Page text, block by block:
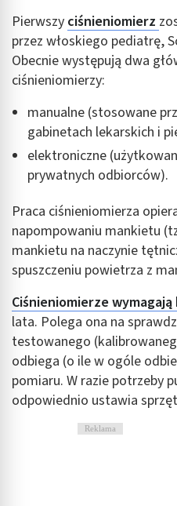
Pierwszy ciśnieniomierz
przez włoskiego pediatrę,
Obecnie występują dwa
ciśnieniomierzy:
manualne (stosowane
gabinetach lekarskich i
elektroniczne
prywatnych odbiorców).
Praca ciśnieniomierza
napompowaniu mankietu
mankietu na naczynie
spuszczeniu powietrza z
Ciśnieniomierze
lata. Polega ona na
testowanego
odbiega (o ile w ogóle
pomiaru. W razie potrzeby
odpowiednio ustawia
Reklama